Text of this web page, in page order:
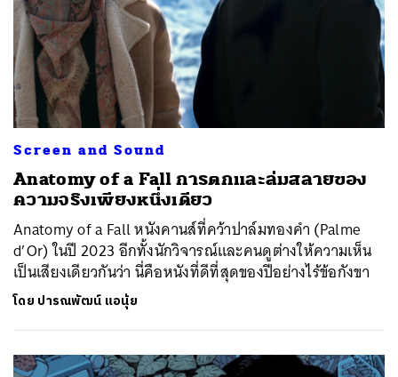
Screen and Sound
Anatomy of a Fall การตกและล่มสลายของ
ความจริงเพียงหนึ่งเดียว
Anatomy of a Fall หนังคานส์ที่คว้าปาล์มทองคำ (Palme
d’Or) ในปี 2023 อีกทั้งนักวิจารณ์และคนดูต่างให้ความเห็น
เป็นเสียงเดียวกันว่า นี่คือหนังที่ดีที่สุดของปีอย่างไร้ข้อกังขา
โดย ปารณพัฒน์ แอนุ้ย
ค้นหา
SHARE TWEET